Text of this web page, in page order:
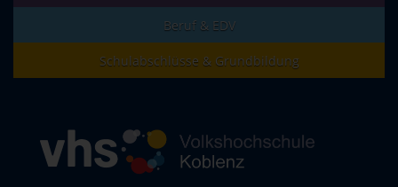
Beruf & EDV
Schulabschlüsse & Grundbildung